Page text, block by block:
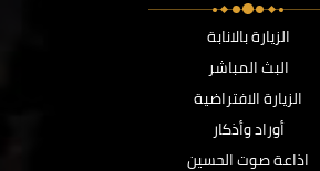
الزيارة بالانابة
البث المباشر
الزيارة الافتراضية
أوراد وأذكار
اذاعة صوت الحسين